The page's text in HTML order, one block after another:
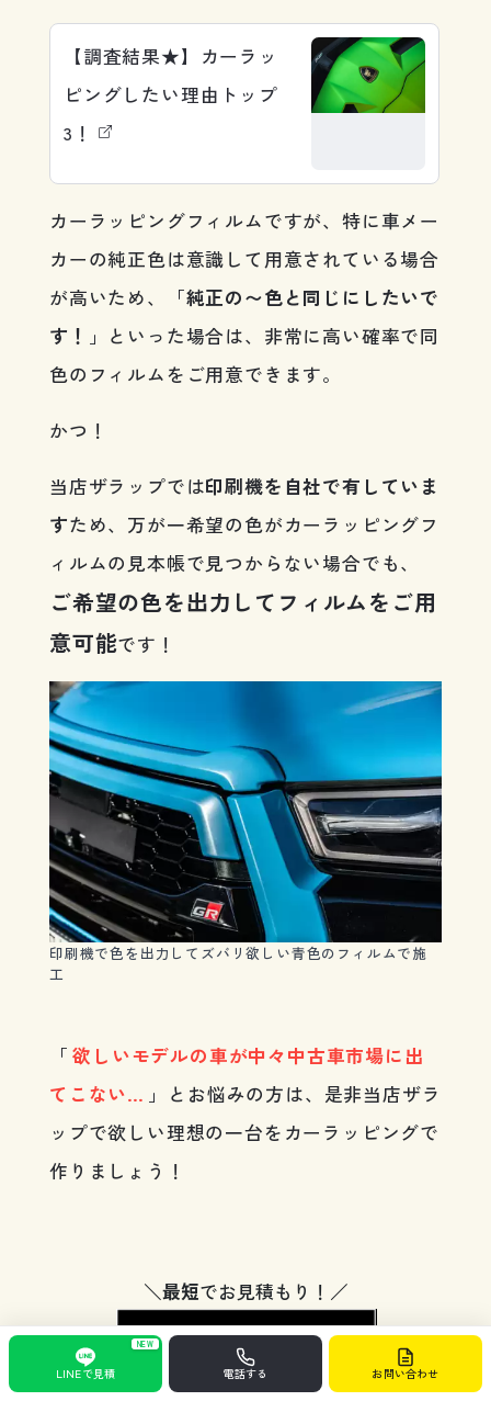
【調査結果★】カーラッ
ピングしたい理由トップ
3！
カーラッピングフィルムですが、特に車メー
カーの純正色は意識して用意されている場合
が高いため、「純正の〜色と同じにしたいで
す！ 」といった場合は、非常に高い確率で同
色のフィルムをご用意できます。
かつ！
当店ザラップでは印刷機を自社で有していま
すため、万が一希望の色がカーラッピングフ
ィルムの見本帳で見つからない場合でも、
ご希望の色を出力してフィルムをご用
意可能です！
印刷機で色を出力してズバリ欲しい青色のフィルムで施
工
「 欲しいモデルの車が中々中古車市場に出
てこない… 」とお悩みの方は、是非当店ザラ
ップで欲しい理想の一台をカーラッピングで
作りましょう！
＼最短でお見積もり！／
Telephone ↗︎
電話をかける
NEW
LINEで見積 電話する お問い合わせ